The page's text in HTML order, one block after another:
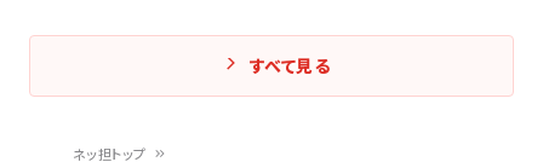
ネッ担トップ
すべて見る